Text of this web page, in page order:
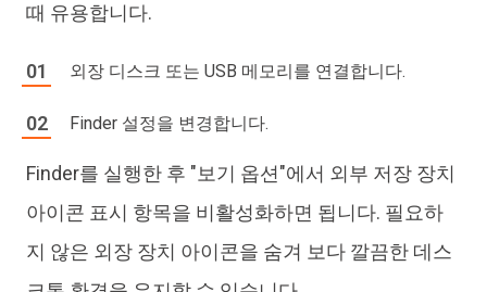
때 유용합니다.
외장 디스크 또는 USB 메모리를 연결합니다.
Finder 설정을 변경합니다.
Finder를 실행한 후 "보기 옵션"에서 외부 저장 장치
아이콘 표시 항목을 비활성화하면 됩니다. 필요하
지 않은 외장 장치 아이콘을 숨겨 보다 깔끔한 데스